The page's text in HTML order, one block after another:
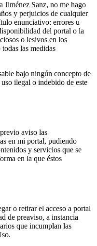
Jiménez Sanz, no me hago
y perjuicios de cualquier
enunciativo: errores u
del portal o la
o lesivos en los
las medidas
bajo ningún concepto de
ilegal o indebido de este
aviso las
en mi portal, pudiendo
y servicios que se
en la que éstos
o retirar el acceso a portal
de preaviso, a instancia
que incumplan las